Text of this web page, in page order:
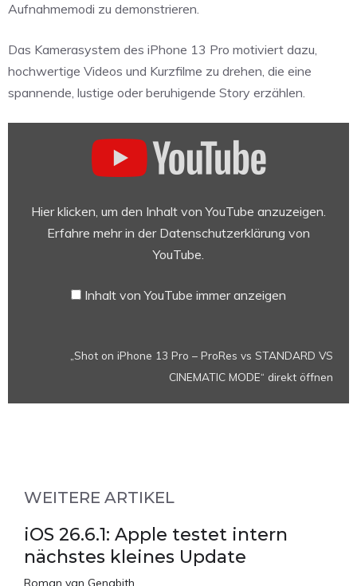
Aufnahmemodi zu demonstrieren.
Das Kamerasystem des iPhone 13 Pro motiviert dazu,
hochwertige Videos und Kurzfilme zu drehen, die eine
spannende, lustige oder beruhigende Story erzählen.
anzeigen
Hier klicken, um den Inhalt von YouTube anzuzeigen.
Erfahre mehr in der Datenschutzerklärung von
YouTube.
Inhalt von YouTube immer anzeigen
„Shot on iPhone 13 Pro – ProRes vs STANDARD VS
CINEMATIC MODE“ direkt öffnen
WEITERE ARTIKEL
iOS 26.6.1: Apple testet intern
nächstes kleines Update
Roman van Genabith